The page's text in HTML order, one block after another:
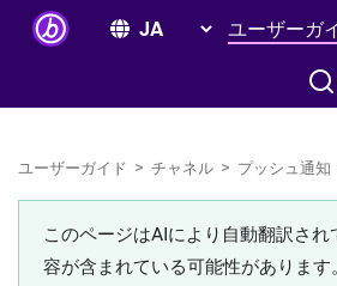
ユーザーガ
すべ
ユーザーガイド > チャネル > プッシュ通知
このページはAIにより自動翻訳さ
容が含まれている可能性がありま